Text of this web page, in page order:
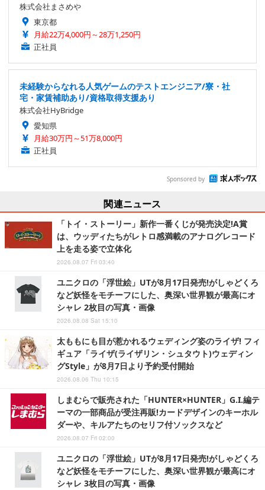
株式会社まさめや
東京都
月給22万4,000円～28万1,250円
正社員
未経験からなれる人気ゲームのテストエンジニア/寮・社
宅・家賃補助あり/資格取得支援あり
株式会社HyBridge
愛知県
月給30万円～51万8,000円
正社員
Sponsored by
関連ニュース
「トイ・ストーリー」新作一番くじが発売決定!A賞
は、ウッディたちがレトロ感満載のアナログレコード
上を走る姿で立体化
2026.08.07 Fri 03:40
ユニクロの「浮世絵」UTが8月17日発売!がしゃどくろ
など妖怪をモチーフにした、奥深い世界観が最高にオ
シャレ 2枚目の写真・画像
2026.08.08 Sat 15:10
太ももにも目が惹かれるウェディング姿のライザ! フィ
ギュア「ライザ(ライザリン・シュタウト)ウェディン
グStyle」が8月7日より予約受付開始
2026.08.06 Thu 10:15
しまむらで販売された「HUNTER×HUNTER」G.I.編テ
ーマの一部商品が受注再販!カードデザインのキーホル
ダーや、キルアたちのセリフ付ソックスなど
2026.08.07 Fri 02:00
ユニクロの「浮世絵」UTが8月17日発売!がしゃどくろ
など妖怪をモチーフにした、奥深い世界観が最高にオ
シャレ 3枚目の写真・画像